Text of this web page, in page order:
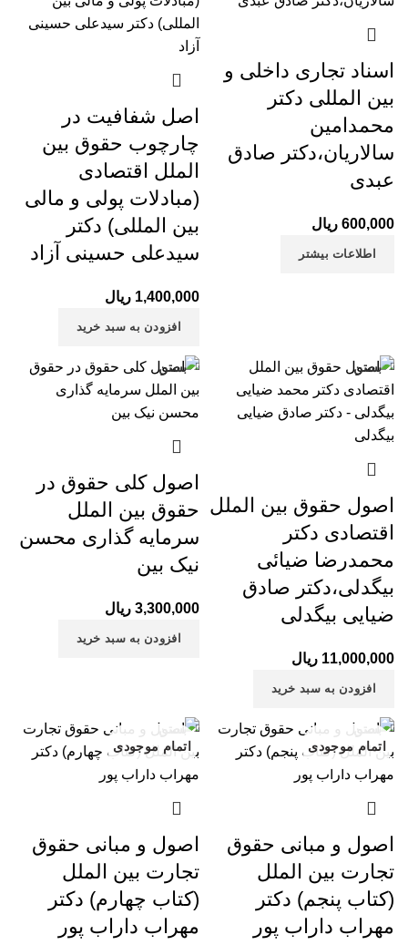
اسناد تجاری داخلی و
بین المللی دکتر
محمدامین
سالاریان،دکتر صادق
عبدی
600,000 ریال
اطلاعات بیشتر
اصل شفافیت در
چارچوب حقوق بین
الملل اقتصادی
(مبادلات پولی و مالی
بین المللی) دکتر
سیدعلی حسینی آزاد
1,400,000 ریال
افزودن به سبد خرید
بستن
اصول حقوق بین الملل
اقتصادی دکتر
محمدرضا ضیائی
بیگدلی،دکتر صادق
ضیایی بیگدلی
11,000,000 ریال
افزودن به سبد خرید
بستن
اصول کلی حقوق در
حقوق بین الملل
سرمایه گذاری محسن
نیک بین
3,300,000 ریال
افزودن به سبد خرید
اتمام موجودی
بستن
اصول و مبانی حقوق
تجارت بین الملل
(کتاب پنجم) دکتر
مهراب داراب پور
اتمام موجودی
بستن
اصول و مبانی حقوق
تجارت بین الملل
(کتاب چهارم) دکتر
مهراب داراب پور